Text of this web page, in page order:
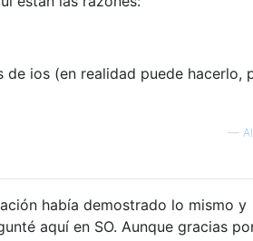
ios (en realidad puede hacerlo,
—
había demostrado lo mismo y
aquí en SO. Aunque gracias